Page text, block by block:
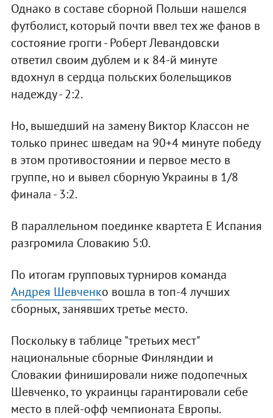
Однако в составе сборной Польши нашелся
футболист, который почти ввел тех же фанов в
состояние грогги - Роберт Левандовски
ответил своим дублем и к 84-й минуте
вдохнул в сердца польских болельщиков
надежду - 2:2.
Но, вышедший на замену Виктор Классон не
только принес шведам на 90+4 минуте победу
в этом противостоянии и первое место в
группе, но и вывел сборную Украины в 1/8
финала - 3:2.
В параллельном поединке квартета Е Испания
разгромила Словакию 5:0.
По итогам групповых турниров команда
Андрея Шевченко вошла в топ-4 лучших
сборных, занявших третье место.
Поскольку в таблице "третьих мест"
национальные сборные Финляндии и
Словакии финишировали ниже подопечных
Шевченко, то украинцы гарантировали себе
место в плей-офф чемпионата Европы.